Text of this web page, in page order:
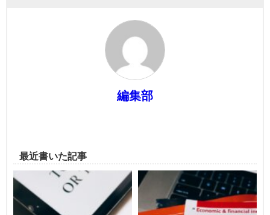
編集部
最近書いた記事